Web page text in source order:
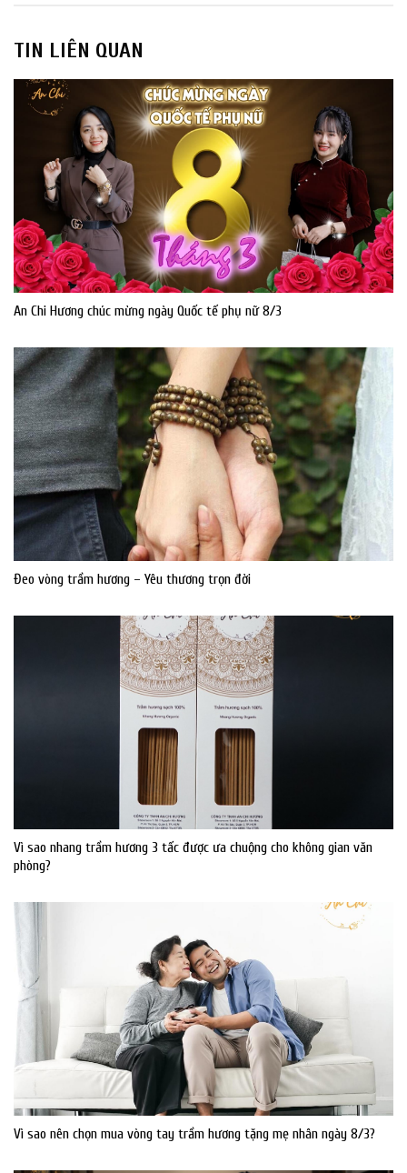
TIN LIÊN QUAN
An Chi Hương chúc mừng ngày Quốc tế phụ nữ 8/3
Đeo vòng trầm hương – Yêu thương trọn đời
Vì sao nhang trầm hương 3 tấc được ưa chuộng cho không gian văn
phòng?
Vì sao nên chọn mua vòng tay trầm hương tặng mẹ nhân ngày 8/3?